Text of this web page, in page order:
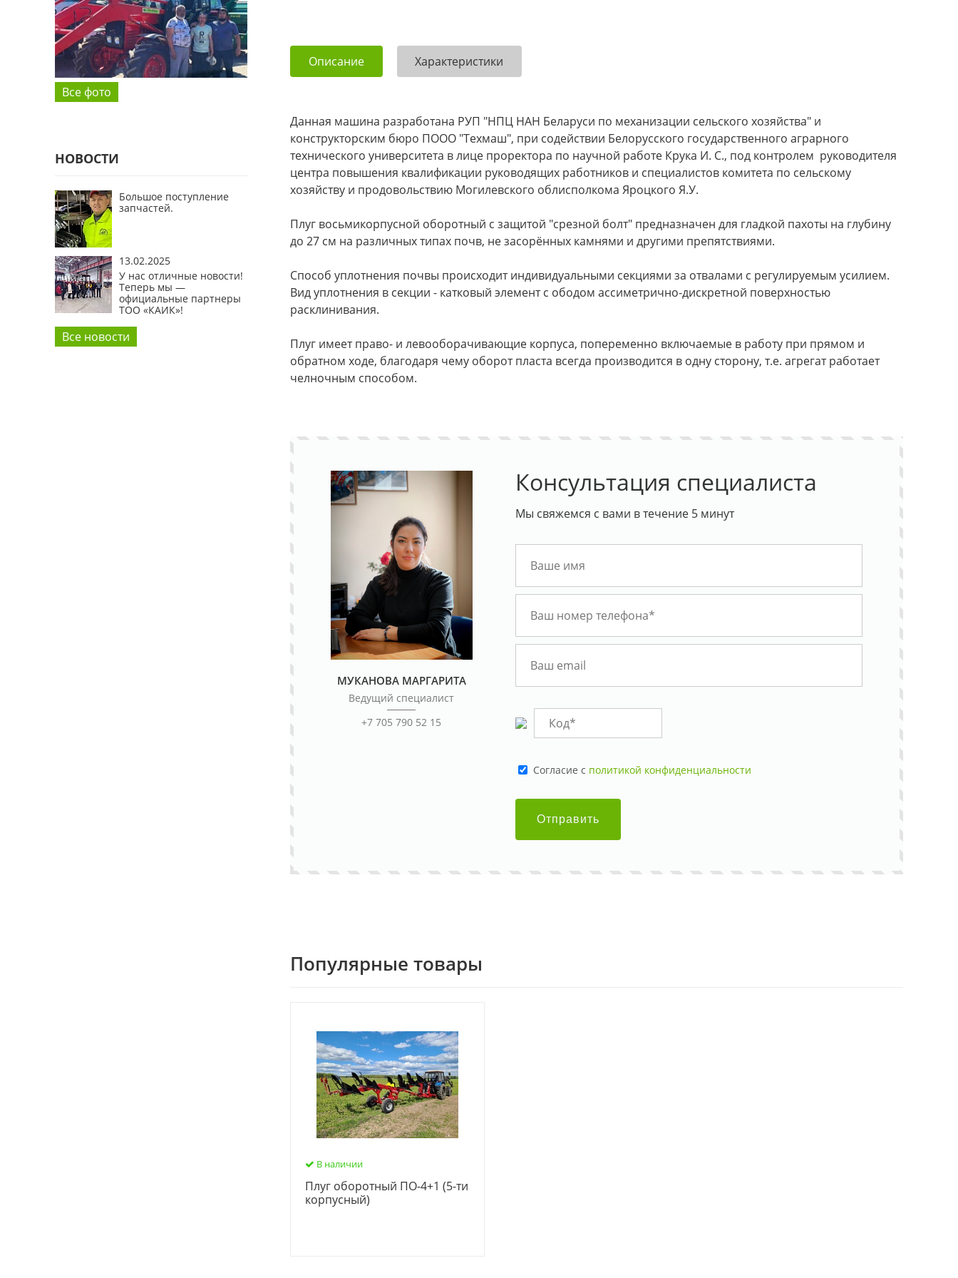
Все фото
НОВОСТИ
Большое поступление
запчастей.
13.02.2025
У нас отличные новости!
Теперь мы —
официальные партнеры
ТОО «КАИК»!
Все новости
Описание Характеристики
Данная машина разработана РУП "НПЦ НАН Беларуси по механизации сельского хозяйства" и
конструкторским бюро ПООО "Техмаш", при содействии Белорусского государственного аграрного
технического университета в лице проректора по научной работе Крука И. С., под контролем руководителя
центра повышения квалификации руководящих работников и специалистов комитета по сельскому
хозяйству и продовольствию Могилевского облисполкома Яроцкого Я.У.
Плуг восьмикорпусной оборотный с защитой "срезной болт" предназначен для гладкой пахоты на глубину
до 27 см на различных типах почв, не засорённых камнями и другими препятствиями.
Способ уплотнения почвы происходит индивидуальными секциями за отвалами с регулируемым усилием.
Вид уплотнения в секции - катковый элемент с ободом ассиметрично-дискретной поверхностью
расклинивания.
Плуг имеет право- и левооборачивающие корпуса, попеременно включаемые в работу при прямом и
обратном ходе, благодаря чему оборот пласта всегда производится в одну сторону, т.е. агрегат работает
челночным способом.
МУКАНОВА МАРГАРИТА
Ведущий специалист
+7 705 790 52 15
Консультация специалиста
Мы свяжемся с вами в течение 5 минут
Cогласие с политикой конфиденциальности
Отправить
Популярные товары
В наличии
Плуг оборотный ПО-4+1 (5-ти
корпусный)